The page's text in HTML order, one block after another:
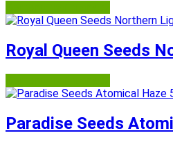
Royal Queen Seeds
Paradise Seeds